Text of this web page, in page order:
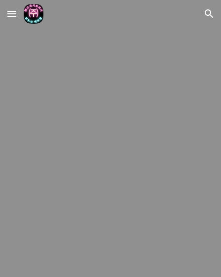
Skip to main content Skip to navigation